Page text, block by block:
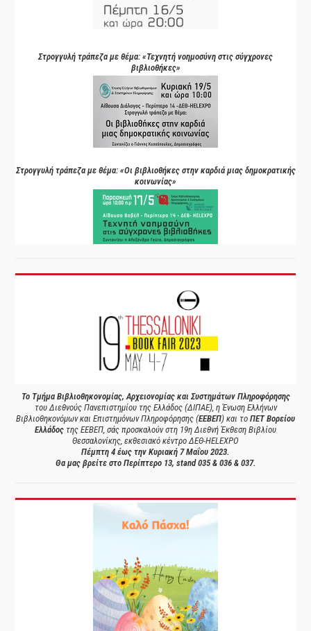
Στρογγυλή τράπεζα με θέμα: «Τεχνητή νοημοσύνη στις σύγχρονες
βιβλιοθήκες»
Στρογγυλή τράπεζα με θέμα: «Οι βιβλιοθήκες στην καρδιά μιας δημοκρατικής
κοινωνίας»
Το Τμήμα Βιβλιοθηκονομίας, Αρχειονομίας και Συστημάτων Πληροφόρησης
του Διεθνούς Πανεπιστημίου της Ελλάδος (ΔΙΠΑΕ), η Ένωση Ελλήνων
Βιβλιοθηκονόμων και Επιστημόνων Πληροφόρησης (ΕΕΒΕΠ) και το ΠΕΤ Βορείου
Ελλάδος της ΕΕΒΕΠ, σάς προσκαλούν στη 19η Διεθνή Έκθεση Βιβλίου
Θεσσαλονίκης, εκθεσιακό κέντρο ΔΕΘ-HELEXPO
Πέμπτη 4 έως την Κυριακή 7 Μαΐου 2023.
Θα μας βρείτε στο Περίπτερο 13, stand 035 & 036 & 037.